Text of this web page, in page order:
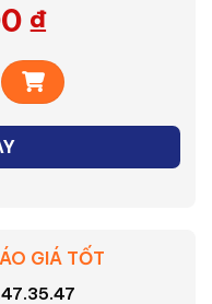
₫
1643-C2 số lượng
GIÁ TỐT